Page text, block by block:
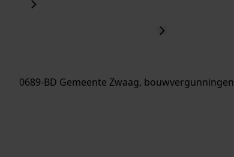
0689-BD Gemeente Zwaag, bouwvergunningen